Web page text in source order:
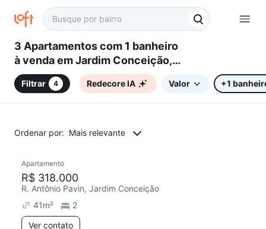
3 Apartamentos com 1 banheiro
à venda em Jardim Conceição,
Campinas, SP
Filtrar 4 Redecore IA Valor +1
Ordenar por: Mais relevante
Apartamento
R$ 318.000
R. Antônio Pavin, Jardim Conceição
41m²
2
Ver contato